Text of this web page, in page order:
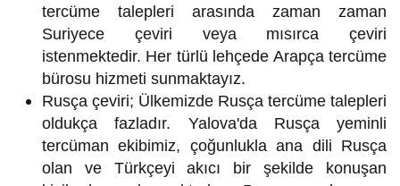
tercüme talepleri arasında zaman zaman
Suriyece çeviri veya mısırca çeviri
istenmektedir. Her türlü lehçede Arapça tercüme
bürosu hizmeti sunmaktayız.
Rusça çeviri; Ülkemizde Rusça tercüme talepleri
oldukça fazladır. Yalova'da Rusça yeminli
tercüman ekibimiz, çoğunlukla ana dili Rusça
olan ve Türkçeyi akıcı bir şekilde konuşan